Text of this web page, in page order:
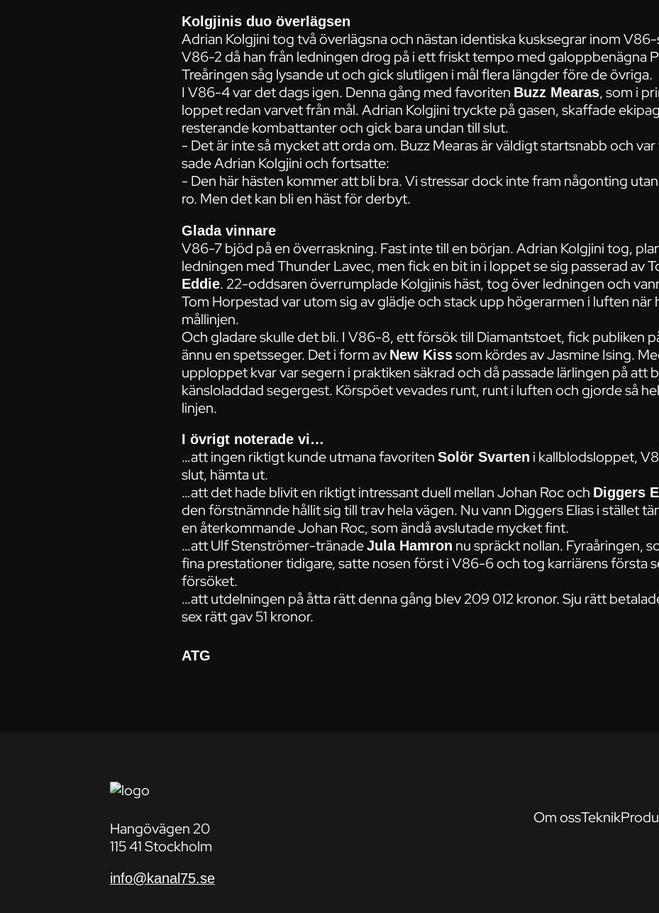
Kolgjinis duo överlägsen
Adrian Kolgjini tog två överlägsna och nästan identiska kusksegrar inom
V86-2 då han från ledningen drog på i ett friskt tempo med galoppbenägna
Treåringen såg lysande ut och gick slutligen i mål flera längder före de övriga.
I V86-4 var det dags igen. Denna gång med favoriten Buzz Mearas, som i
loppet redan varvet från mål. Adrian Kolgjini tryckte på gasen, skaffade
resterande kombattanter och gick bara undan till slut.
- Det är inte så mycket att orda om. Buzz Mearas är väldigt startsnabb och
sade Adrian Kolgjini och fortsatte:
- Den här hästen kommer att bli bra. Vi stressar dock inte fram någonting
ro. Men det kan bli en häst för derbyt.
Glada vinnare
V86-7 bjöd på en överraskning. Fast inte till en början. Adrian Kolgjini tog,
ledningen med Thunder Lavec, men fick en bit in i loppet se sig passerad av
Eddie. 22-oddsaren överrumplade Kolgjinis häst, tog över ledningen och
Tom Horpestad var utom sig av glädje och stack upp högerarmen i luften när
mållinjen.
Och gladare skulle det bli. I V86-8, ett försök till Diamantstoet, fick publiken
ännu en spetsseger. Det i form av New Kisssom kördes av Jasmine Ising.
upploppet kvar var segern i praktiken säkrad och då passade lärlingen på att
känsloladdad segergest. Körspöet vevades runt, runt i luften och gjorde så
linjen.
I övrigt noterade vi…
…att ingen riktigt kunde utmana favoriten Solör Svarten i kallblodsloppet,
slut, hämta ut.
…att det hade blivit en riktigt intressant duell mellan Johan Roc och Diggers
den förstnämnde hållit sig till trav hela vägen. Nu vann Diggers Elias i stället
en återkommande Johan Roc, som ändå avslutade mycket fint.
…att Ulf Stenströmer-tränadeJula Hamron nu spräckt nollan. Fyraåringen,
fina prestationer tidigare, satte nosen först i V86-6 och tog karriärens första
försöket.
…att utdelningen på åtta rätt denna gång blev 209 012 kronor. Sju rätt
sex rätt gav 51 kronor.
ATG
Hangövägen 20
115 41 Stockholm
info@kanal75.se
Om ossTeknik